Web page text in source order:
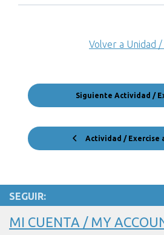
Actividad / Exercise
Volver a Unidad
Siguiente Actividad /
SEGUIR:
MI CUENTA / MY